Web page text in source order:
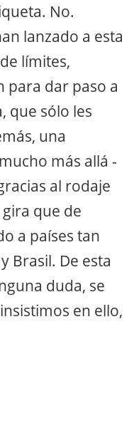
No.
lanzado a esta
límites,
para dar paso a
que sólo les
una
más allá -
al rodaje
que de
a países tan
Brasil. De esta
duda, se
en ello,